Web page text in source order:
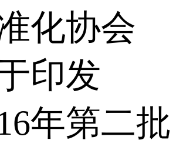
化协会
印发
年第二批